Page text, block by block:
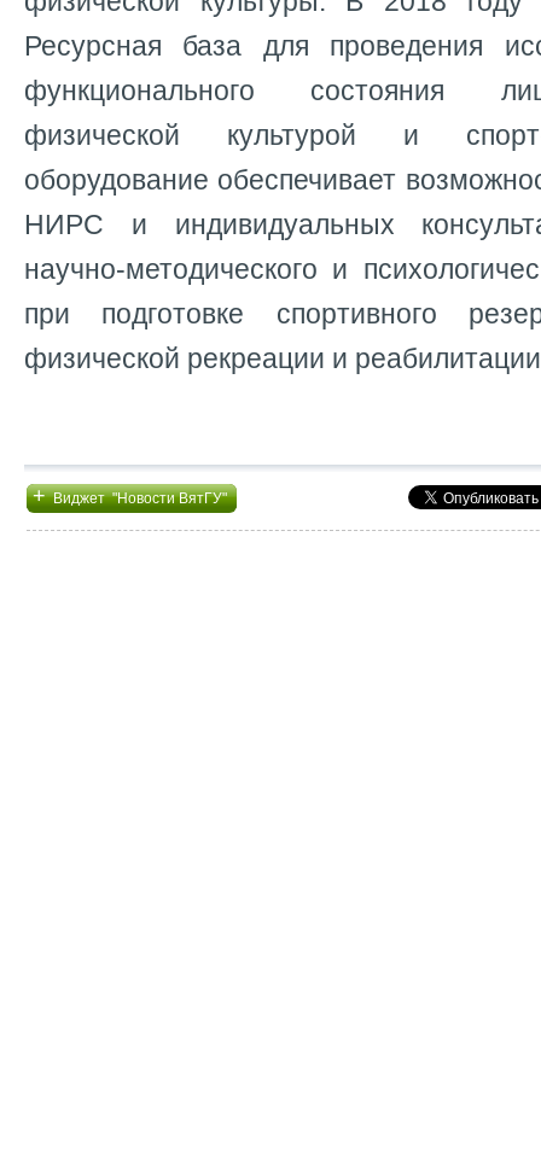
Ресурсная база для проведения
функционального состояния
физической культурой и
оборудование обеспечивает
НИРС и индивидуальных
научно-методического и
при подготовке спортивного
физической рекреации и
+Виджет "Новости ВятГУ"